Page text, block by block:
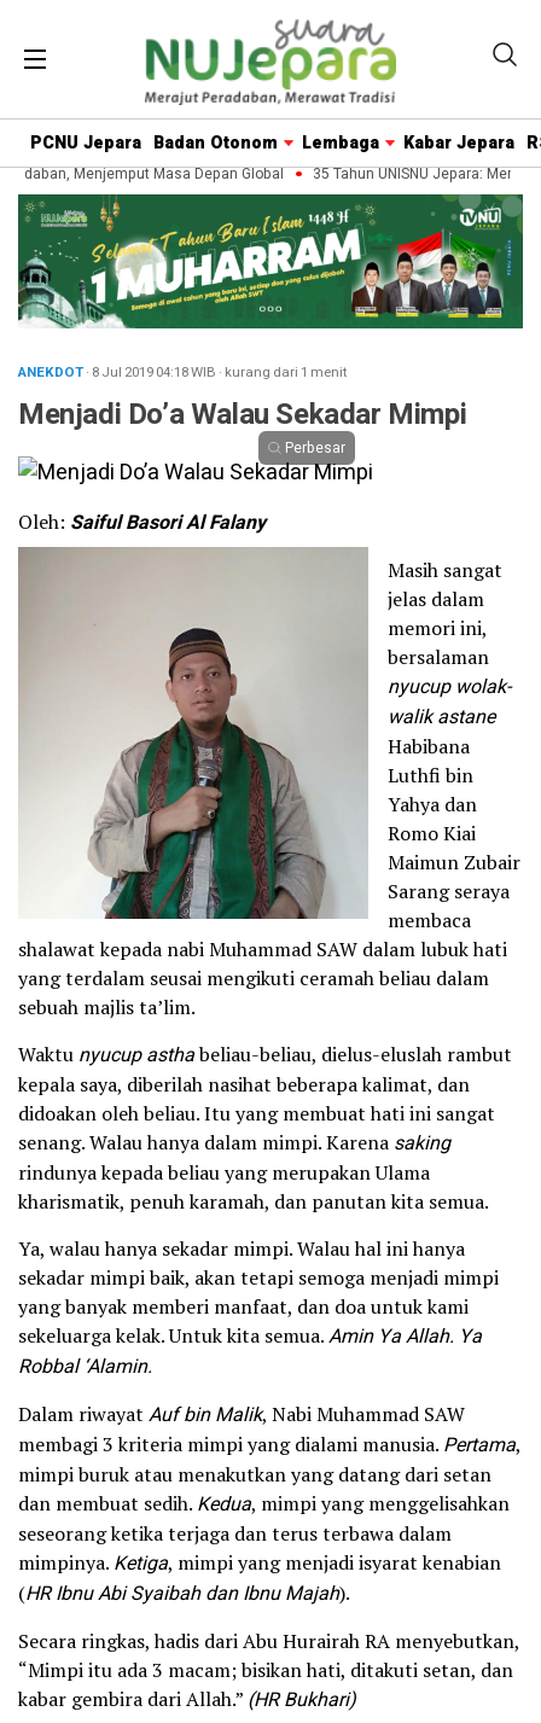
PCNU Jepara Badan Otonom Lembaga Kabar Jepara
Menjemput Masa Depan Global 35 Tahun UNISNU Jepara:
ANEKDOT· 8 Jul 201904:18WIB · kurang dari 1 menit
Menjadi Do’a Walau Sekadar Mimpi
Perbesar
Oleh: Saiful Basori Al Falany
Masih sangat
jelas dalam
memori ini,
bersalaman
nyucup wolak-
walik astane
Habibana
Luthfi bin
Yahya dan
Romo Kiai
Maimun Zubair
Sarang seraya
membaca
shalawat kepada nabi Muhammad SAW dalam lubuk hati
yang terdalam seusai mengikuti ceramah beliau dalam
sebuah majlis ta’lim.
Waktu nyucup asthabeliau-beliau, dielus-eluslah rambut
kepala saya, diberilah nasihat beberapa kalimat, dan
didoakan oleh beliau. Itu yang membuat hati ini sangat
senang. Walau hanya dalam mimpi. Karena saking
rindunya kepada beliau yang merupakan Ulama
kharismatik, penuh karamah, dan panutan kita semua.
Ya, walau hanya sekadar mimpi. Walau hal ini hanya
sekadar mimpi baik, akan tetapi semoga menjadi mimpi
yang banyak memberi manfaat, dan doa untuk kami
sekeluarga kelak. Untuk kita semua.Amin Ya Allah. Ya
Robbal ‘Alamin.
Dalam riwayat Auf bin Malik, Nabi Muhammad SAW
membagi 3 kriteria mimpi yang dialami manusia. Pertama,
mimpi buruk atau menakutkan yang datang dari setan
dan membuat sedih. Kedua, mimpi yang menggelisahkan
seseorang ketika terjaga dan terus terbawa dalam
mimpinya. Ketiga, mimpi yang menjadi isyarat kenabian
(HR Ibnu Abi Syaibah dan Ibnu Majah).
Secara ringkas, hadis dari Abu Hurairah RA menyebutkan,
“Mimpi itu ada 3 macam; bisikan hati, ditakuti setan, dan
kabar gembira dari Allah.” (HR Bukhari)